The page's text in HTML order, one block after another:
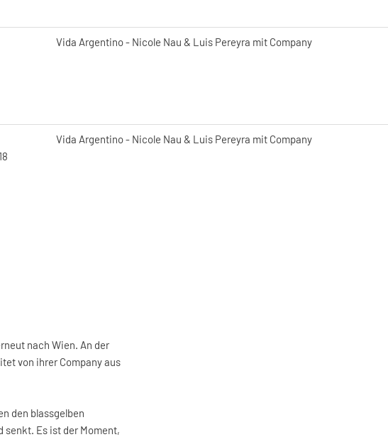
Vida Argentino - Nicole Nau & Luis Pereyra mit Company
Vida Argentino - Nicole Nau & Luis Pereyra mit Company
nach Wien. An der
von ihrer Company aus
den blassgelben
senkt. Es ist der Moment,